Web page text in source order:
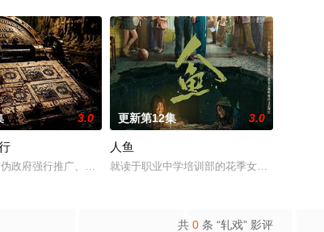
奇女子。十年前的她被他从死人堆
求老炮儿顾炎带自己用程序员身份卧底电诈集团以求查出未婚妻离
3.0
政府强行推广、使用由“中国准备银行”发行的伪钞货币。根据党中
更新第12集 3.0
人鱼
就读于职业中学培训部的花季女生苏琳（黄
共 0 条 “轧戏” 影评